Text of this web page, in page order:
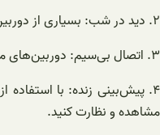
۲. دید در شب: بسیاری از دوربین‌های مداربسته بی سیم حافظه دار، با استفاده از تکنولوژی نور مادون قرمز، امکان دید در شب را فراهم می‌کنند. این ویژگی اهمیت زیادی در ارائه حفاظت شبانه‌روزی برای محیط‌ها دارد.
۳. اتصال بی‌سیم: دوربین‌های مداربسته بی سیم حافظه دار، قابلیت اتصال بی‌سیم را دارند. این به شما امکان می‌دهد تا بدون نیاز به کابل‌کشی، دوربین را در محیط‌های مختلف نصب و مدیریت کنید.
۴. پیش‌بینی زنده: با
مشاهده و نظارت کنید.